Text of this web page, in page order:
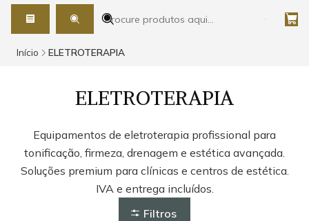
Início ELETROTERAPIA
ELETROTERAPIA
Equipamentos de eletroterapia profissional para
tonificação, firmeza, drenagem e estética avançada.
Soluções premium para clínicas e centros de estética.
IVA e entrega incluídos.
Filtros